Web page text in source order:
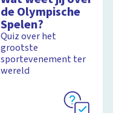
de Olympische
Spelen?
Quiz over het
grootste
sportevenement ter
wereld